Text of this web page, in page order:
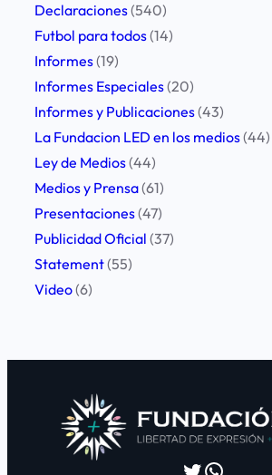
Declaraciones(540)
Futbol para todos(14)
Informes(19)
Informes Especiales(20)
Informes y Publicaciones(43)
La Fundacion LED en los medios(44)
Ley de Medios(44)
Medios y Prensa(61)
Presentaciones(47)
Publicidad Oficial (37)
Statement(55)
Video(6)